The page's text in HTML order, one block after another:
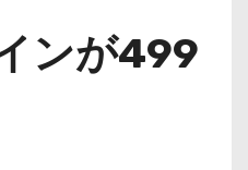
ンが499